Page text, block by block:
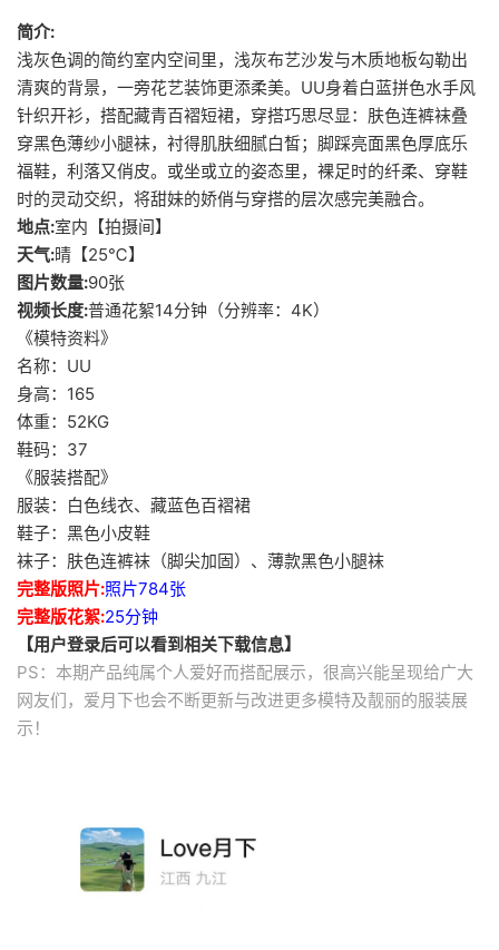
简介:
浅灰色调的简约室内空间里，浅灰布艺沙发与木质地板勾勒出
清爽的背景，一旁花艺装饰更添柔美。UU身着白蓝拼色水手风
针织开衫，搭配藏青百褶短裙，穿搭巧思尽显：肤色连裤袜叠
穿黑色薄纱小腿袜，衬得肌肤细腻白皙；脚踩亮面黑色厚底乐
福鞋，利落又俏皮。或坐或立的姿态里，裸足时的纤柔、穿鞋
时的灵动交织，将甜妹的娇俏与穿搭的层次感完美融合。
地点:室内【拍摄间】
天气:晴【25℃】
图片数量:90张
视频长度:普通花絮14分钟（分辨率：4K）
《模特资料》
名称：UU
身高：165
体重：52KG
鞋码：37
《服装搭配》
服装：白色线衣、藏蓝色百褶裙
鞋子：黑色小皮鞋
袜子：肤色连裤袜（脚尖加固）、薄款黑色小腿袜
完整版照片:照片784张
完整版花絮:25分钟
【用户登录后可以看到相关下载信息】
PS：本期产品纯属个人爱好而搭配展示，很高兴能呈现给广大
网友们，爱月下也会不断更新与改进更多模特及靓丽的服装展
示！